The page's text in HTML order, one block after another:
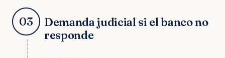
03
Demanda judicial si el banco no
responde